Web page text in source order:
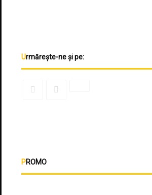
Urmărește-ne și pe:
PROMO